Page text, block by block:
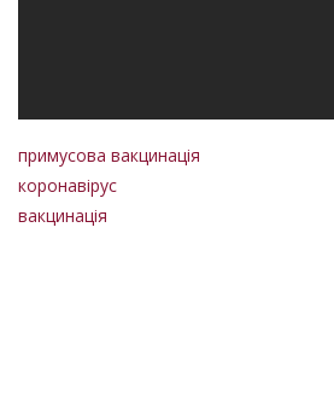
примусова вакцинація
коронавірус
вакцинація